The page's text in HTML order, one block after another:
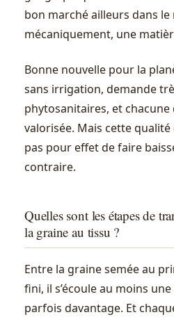
bon marché ailleurs dans le
mécaniquement, une
Bonne nouvelle pour la
sans irrigation, demande
phytosanitaires, et chacune
valorisée. Mais cette qualité
pas pour effet de faire
contraire.
Quelles sont les étapes de
la graine au tissu ?
Entre la graine semée au
fini, il s’écoule au moins
parfois davantage. Et